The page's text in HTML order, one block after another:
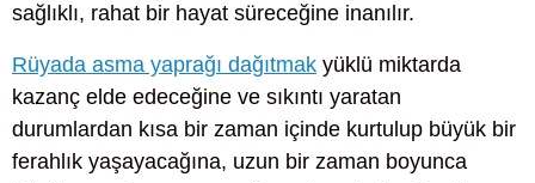
sağlıklı, rahat bir hayat süreceğine inanılır.
Rüyada asma yaprağı dağıtmak yüklü miktarda
kazanç elde edeceğine ve sıkıntı yaratan
durumlardan kısa bir zaman içinde kurtulup büyük bir
ferahlık yaşayacağına, uzun bir zaman boyunca